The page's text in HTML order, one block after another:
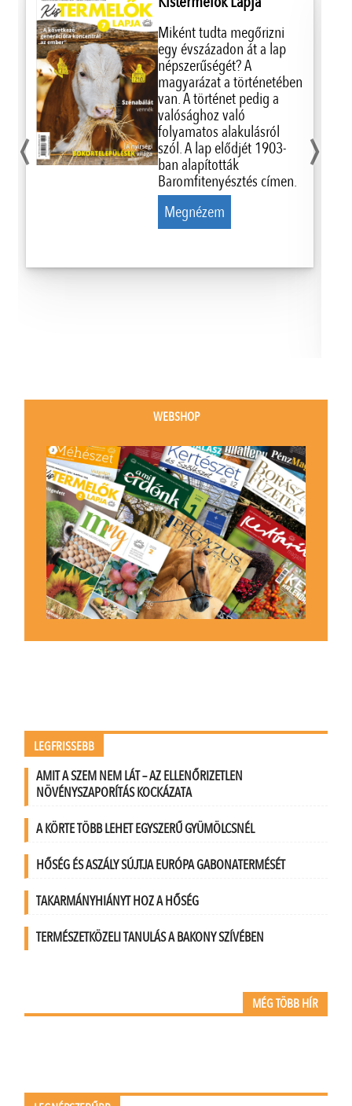
Miként tudta megőrizni
egy évszázadon át a lap
népszerűségét? A
magyarázat a történetében
van. A történet pedig a
valósághoz való
folyamatos alakulásról
szól. A lap elődjét 1903-
ban alapították
Baromfitenyésztés címen.
Megnézem
‹ ›
WEBSHOP
LEGFRISSEBB
AMIT A SZEM NEM LÁT – AZ ELLENŐRIZETLEN
NÖVÉNYSZAPORÍTÁS KOCKÁZATA
A KÖRTE TÖBB LEHET EGYSZERŰ GYÜMÖLCSNÉL
HŐSÉG ÉS ASZÁLY SÚJTJA EURÓPA GABONATERMÉSÉT
TAKARMÁNYHIÁNYT HOZ A HŐSÉG
TERMÉSZETKÖZELI TANULÁS A BAKONY SZÍVÉBEN
MÉG TÖBB HÍR